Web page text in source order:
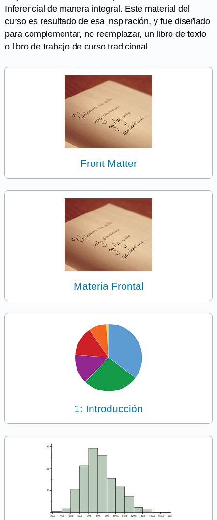
Inferencial de manera integral. Este material del
curso es resultado de esa inspiración, y fue diseñado
para complementar, no reemplazar, un libro de texto
o libro de trabajo de curso tradicional.
Front Matter
Materia Frontal
1: Introducción